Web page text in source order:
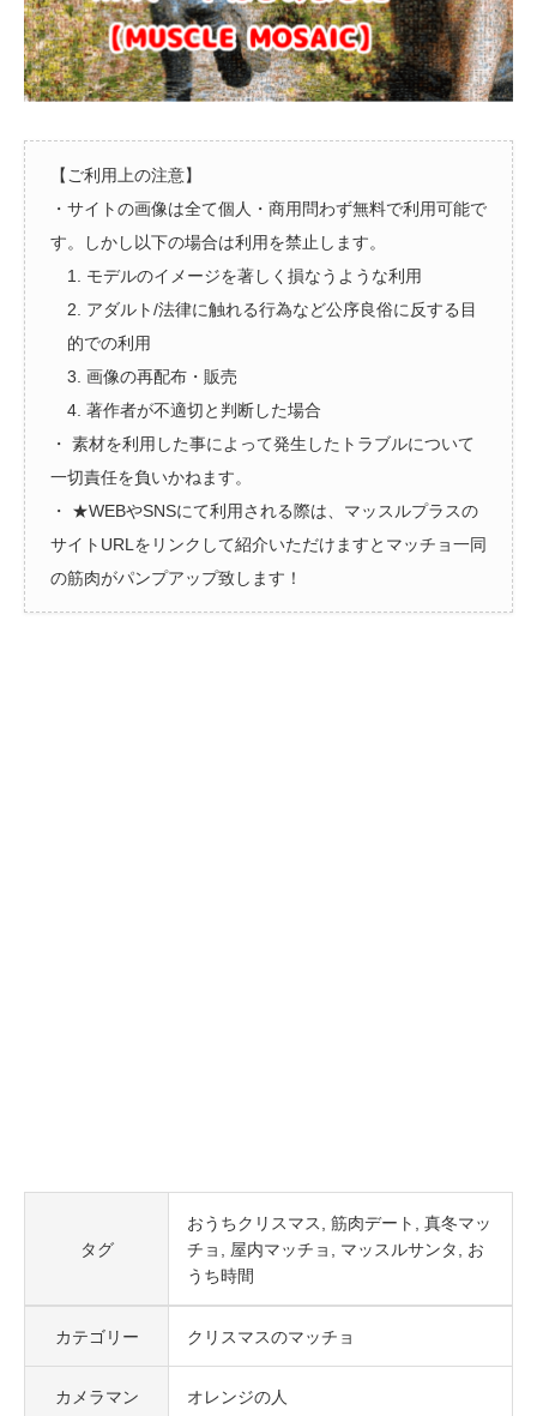
【ご利用上の注意】
・サイトの画像は全て個人・商用問わず無料で利用可能で
す。しかし以下の場合は利用を禁止します。
1. モデルのイメージを著しく損なうような利用
2. アダルト/法律に触れる行為など公序良俗に反する目
的での利用
3. 画像の再配布・販売
4. 著作者が不適切と判断した場合
・ 素材を利用した事によって発生したトラブルについて
一切責任を負いかねます。
・ ★WEBやSNSにて利用される際は、マッスルプラスの
サイトURLをリンクして紹介いただけますとマッチョ一同
の筋肉がパンプアップ致します！
タグ
おうちクリスマス 筋肉デート
真冬マッ
チョ
屋内マッチョ マッスルサンタ
お
うち時間
カテゴリー クリスマスのマッチョ
カメラマン オレンジの人